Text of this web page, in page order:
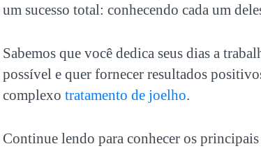
um sucesso total: conhecendo cada um
Sabemos que você dedica seus dias a
possível e quer fornecer resultados
complexo tratamento de joelho.
Continue lendo para conhecer os